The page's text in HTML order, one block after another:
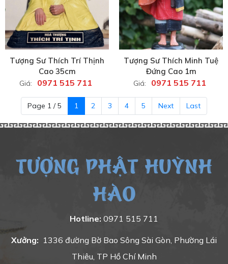
Tượng Sư Thích Trí Thịnh
Cao 35cm
Giá: 0971 515 711
Tượng Sư Thích Minh Tuệ
Đứng Cao 1m
Giá: 0971 515 711
Page 1 / 5 1 2 3 4 5 Next Last
TƯỢNG PHẬT HUỲNH
HÀO
Hotline: 0971 515 711
Xưởng: 1336 đường Bờ Bao Sông Sài Gòn, Phường Lái
Thiêu, TP Hồ Chí Minh